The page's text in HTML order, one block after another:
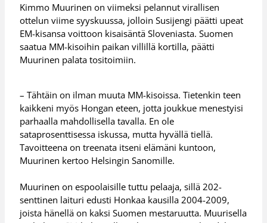
Kimmo Muurinen on viimeksi pelannut virallisen
ottelun viime syyskuussa, jolloin Susijengi päätti upeat
EM-kisansa voittoon kisaisäntä Sloveniasta. Suomen
saatua MM-kisoihin paikan villillä kortilla, päätti
Muurinen palata tositoimiin.
– Tähtäin on ilman muuta MM-kisoissa. Tietenkin teen
kaikkeni myös Hongan eteen, jotta joukkue menestyisi
parhaalla mahdollisella tavalla. En ole
sataprosenttisessa iskussa, mutta hyvällä tiellä.
Tavoitteena on treenata itseni elämäni kuntoon,
Muurinen kertoo Helsingin Sanomille.
Muurinen on espoolaisille tuttu pelaaja, sillä 202-
senttinen laituri edusti Honkaa kausilla 2004-2009,
joista hänellä on kaksi Suomen mestaruutta. Muurisella